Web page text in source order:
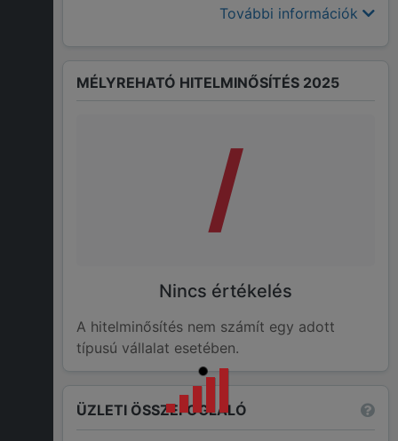
További információk
MÉLYREHATÓ HITELMINŐSÍTÉS 2025
/
Nincs értékelés
A hitelminősítés nem számít egy adott
típusú vállalat esetében.
ÜZLETI ÖSSZEFOGLALÓ